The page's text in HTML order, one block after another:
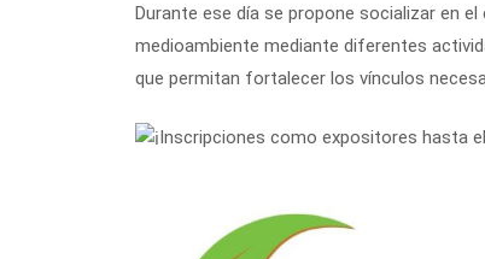
Durante ese día se propone socializar en
medioambiente mediante diferentes
que permitan fortalecer los vínculos
Inscripciones como expositores hasta